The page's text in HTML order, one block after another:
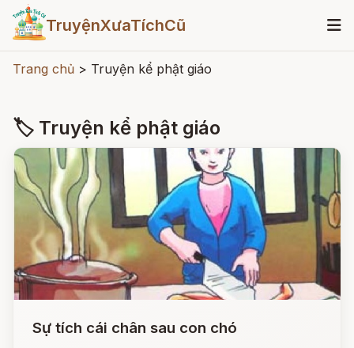
TruyệnXưaTíchCũ
Trang chủ > Truyện kể phật giáo
🏷 Truyện kể phật giáo
Sự tích cái chân sau con chó